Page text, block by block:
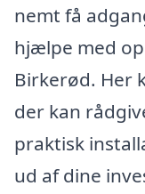
nemt få
hjælpe med
Birkerød. Her
der kan
praktisk
ud af dine